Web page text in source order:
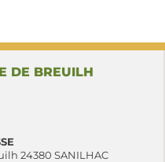
DE BREUILH
24380 SANILHAC